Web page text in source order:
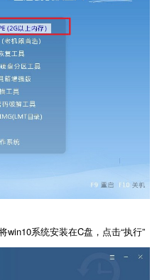
系统安装在C盘，点击“执行”